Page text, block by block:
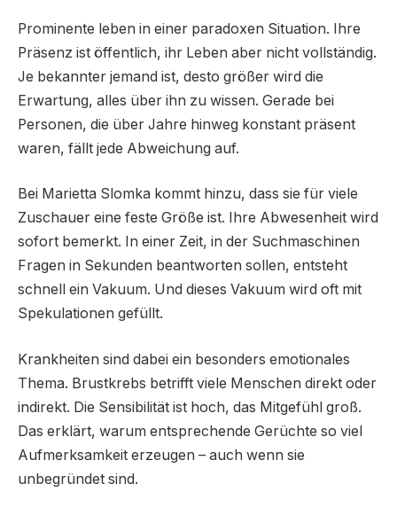
Prominente leben in einer paradoxen Situation. Ihre
Präsenz ist öffentlich, ihr Leben aber nicht vollständig.
Je bekannter jemand ist, desto größer wird die
Erwartung, alles über ihn zu wissen. Gerade bei
Personen, die über Jahre hinweg konstant präsent
waren, fällt jede Abweichung auf.
Bei Marietta Slomka kommt hinzu, dass sie für viele
Zuschauer eine feste Größe ist. Ihre Abwesenheit wird
sofort bemerkt. In einer Zeit, in der Suchmaschinen
Fragen in Sekunden beantworten sollen, entsteht
schnell ein Vakuum. Und dieses Vakuum wird oft mit
Spekulationen gefüllt.
Krankheiten sind dabei ein besonders emotionales
Thema. Brustkrebs betrifft viele Menschen direkt oder
indirekt. Die Sensibilität ist hoch, das Mitgefühl groß.
Das erklärt, warum entsprechende Gerüchte so viel
Aufmerksamkeit erzeugen – auch wenn sie
unbegründet sind.